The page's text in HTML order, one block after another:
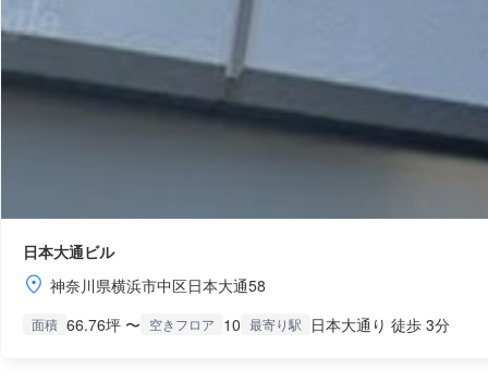
日本大通ビル
神奈川県横浜市中区日本大通58
面積 66.76坪 〜 空きフロア 10 最寄り駅 日本大通り 徒歩 3分